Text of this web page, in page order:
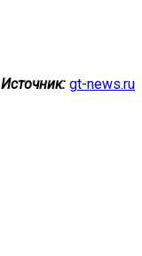
Источник: gt-news.ru